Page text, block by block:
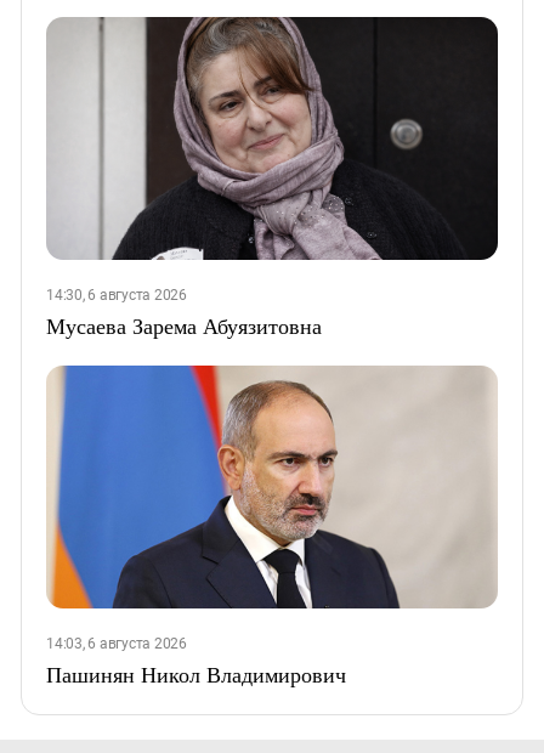
14:30, 6 августа 2026
Мусаева Зарема Абуязитовна
14:03, 6 августа 2026
Пашинян Никол Владимирович